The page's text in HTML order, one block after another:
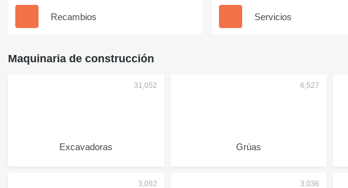
Recambios Servicios
Maquinaria de construcción
Excavadoras Grúas